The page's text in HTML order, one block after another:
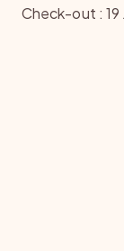
Check-out :